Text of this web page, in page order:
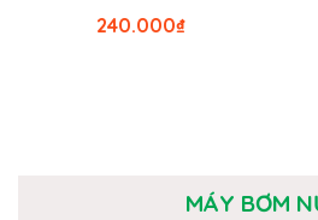
₫
240.000
MÁY BƠM